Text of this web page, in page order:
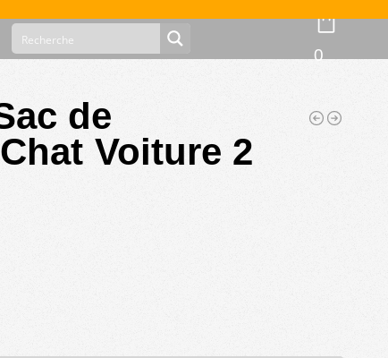
0
de
Voiture 2